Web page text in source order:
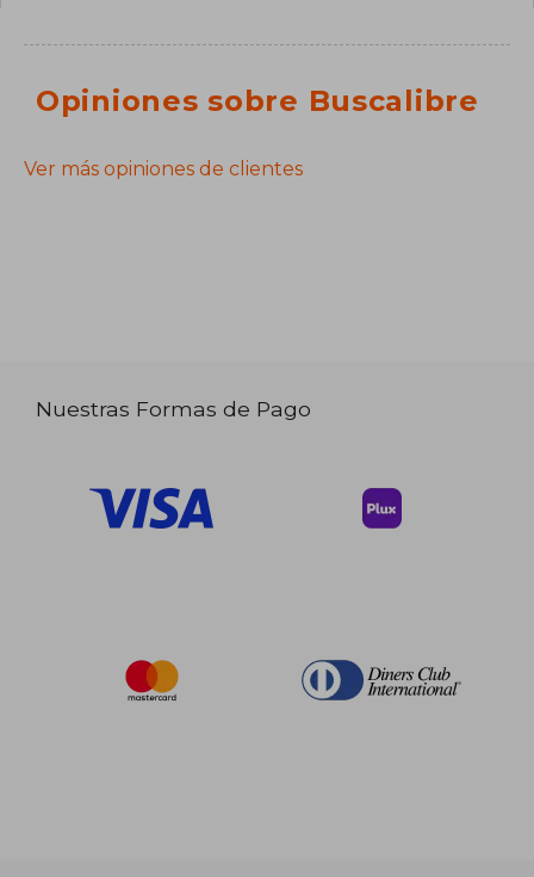
Opiniones sobre Buscalibre
Ver más opiniones de clientes
Nuestras Formas de Pago